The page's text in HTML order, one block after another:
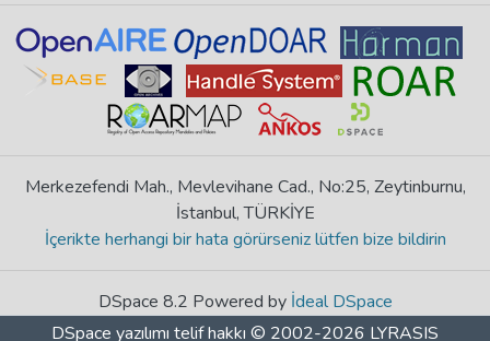
Merkezefendi Mah., Mevlevihane Cad., No:25, Zeytinburnu,
İstanbul, TÜRKİYE
İçerikte herhangi bir hata görürseniz lütfen bize bildirin
DSpace 8.2 Powered by İdeal DSpace
DSpace yazılımı telif hakkı © 2002-2026 LYRASIS